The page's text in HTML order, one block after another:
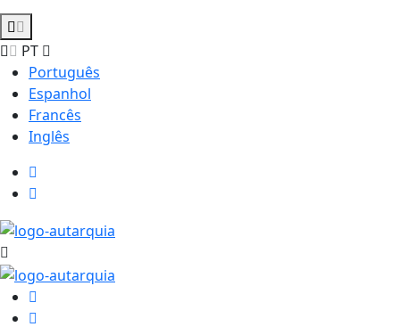
PT
Português
Espanhol
Francês
Inglês